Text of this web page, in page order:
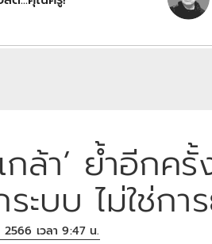
กล้า’ ย้ำอีก
ะบบ ไม่ใช่กา
เวลา 9:47 น.